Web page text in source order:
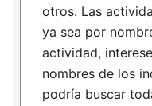
otros. Las
ya sea por
actividad,
nombres de los
podría buscar